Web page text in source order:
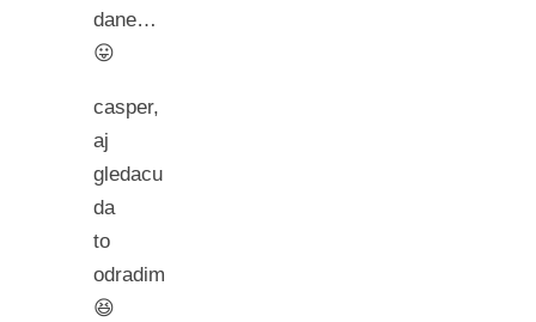
dane…
😛
casper,
aj
gledacu
da
to
odradim
😆